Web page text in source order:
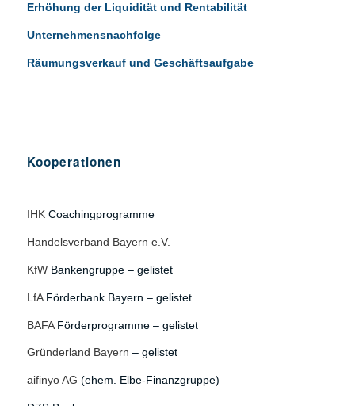
Erhöhung der Liquidität und Rentabilität
Unternehmensnachfolge
Räumungsverkauf und Geschäftsaufgabe
Kooperationen
IHKCoachingprogramme
Handelsverband Bayern e.V.
KfWBankengruppe – gelistet
LfAFörderbank Bayern – gelistet
BAFAFörderprogramme – gelistet
Gründerland Bayern – gelistet
aifinyo AG (ehem. Elbe-Finanzgruppe)